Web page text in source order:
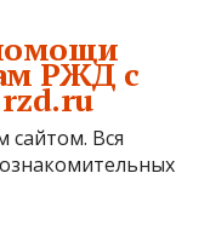
РЖД с
сайтом. Вся